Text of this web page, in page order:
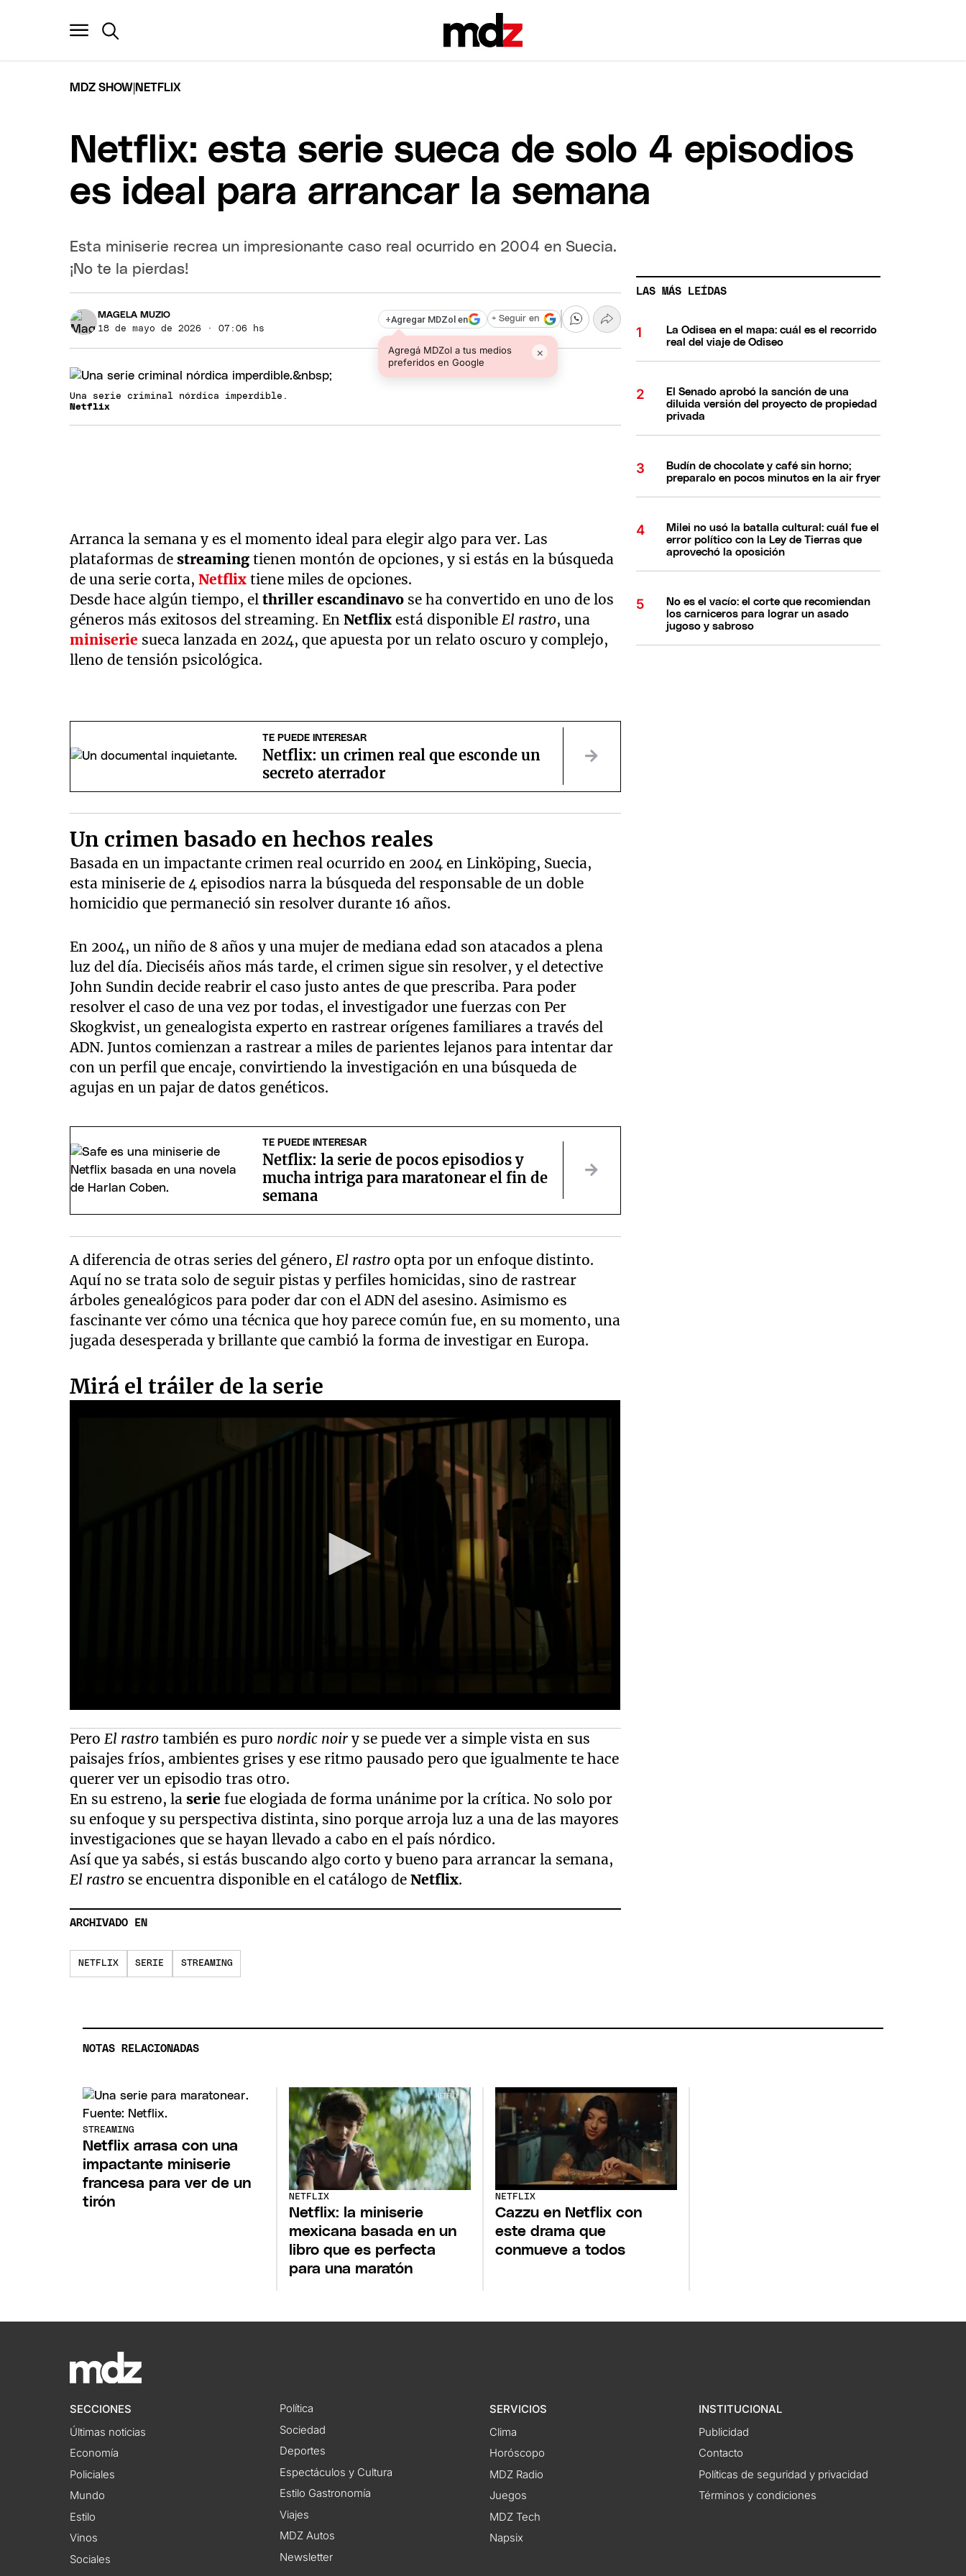
MDZ SHOW NETFLIX
Netflix: esta serie sueca de solo 4 episodios
es ideal para arrancar la semana
Esta miniserie recrea un impresionante caso real ocurrido en 2004 en Suecia.
¡No te la pierdas!
MAGELA MUZIO
18 de mayo de 2026 · 07:06 hs
+Agregar MDZol en
Agregá MDZol a tus medios
preferidos en Google
×
+ Seguir en
Una serie criminal nórdica imperdible.
Netflix
Arranca la semana y es el momento ideal para elegir algo para ver. Las
plataformas destreamingtienen montón de opciones, y si estás en la búsqueda
de una serie corta,Netflix tiene miles de opciones.
Desde hace algún tiempo, el thriller escandinavo se ha convertido en uno de los
géneros más exitosos del streaming. EnNetflixestá disponibleEl rastro, una
miniserie sueca lanzada en 2024, que apuesta por un relato oscuro y complejo,
lleno de tensión psicológica.
TE PUEDE INTERESAR
Netflix: un crimen real que esconde un
secreto aterrador
Un crimen basado en hechos reales
Basada en un impactante crimen real ocurrido en 2004 en Linköping, Suecia,
esta miniserie de 4 episodios narra la búsqueda del responsable de un doble
homicidio que permaneció sin resolver durante 16 años.
En 2004, un niño de 8 años y una mujer de mediana edad son atacados a plena
luz del día. Dieciséis años más tarde, el crimen sigue sin resolver, y el detective
John Sundin decide reabrir el caso justo antes de que prescriba. Para poder
resolver el caso de una vez por todas, el investigador une fuerzas con Per
Skogkvist, un genealogista experto en rastrear orígenes familiares a través del
ADN. Juntos comienzan a rastrear a miles de parientes lejanos para intentar dar
con un perfil que encaje, convirtiendo la investigación en una búsqueda de
agujas en un pajar de datos genéticos.
TE PUEDE INTERESAR
Netflix: la serie de pocos episodios y
mucha intriga para maratonear el fin de
semana
A diferencia de otras series del género, El rastro opta por un enfoque distinto.
Aquí no se trata solo de seguir pistas y perfiles homicidas, sino de rastrear
árboles genealógicos para poder dar con el ADN del asesino. Asimismo es
fascinante ver cómo una técnica que hoy parece común fue, en su momento, una
jugada desesperada y brillante que cambió la forma de investigar en Europa.
Mirá el tráiler de la serie
PeroEl rastro también es puro nordic noir y se puede ver a simple vista en sus
paisajes fríos, ambientes grises y ese ritmo pausado pero que igualmente te hace
querer ver un episodio tras otro.
En su estreno, la serie fue elogiada de forma unánime por la crítica. No solo por
su enfoque y su perspectiva distinta, sino porque arroja luz a una de las mayores
investigaciones que se hayan llevado a cabo en el país nórdico.
Así que ya sabés, si estás buscando algo corto y bueno para arrancar la semana,
El rastro se encuentra disponible en el catálogo deNetflix.
ARCHIVADO EN
NETFLIX SERIE STREAMING
LAS MÁS LEÍDAS
La Odisea en el mapa: cuál es el recorrido
real del viaje de Odiseo
El Senado aprobó la sanción de una
diluida versión del proyecto de propiedad
privada
Budín de chocolate y café sin horno;
preparalo en pocos minutos en la air fryer
Milei no usó la batalla cultural: cuál fue el
error político con la Ley de Tierras que
aprovechó la oposición
No es el vacío: el corte que recomiendan
los carniceros para lograr un asado
jugoso y sabroso
NOTAS RELACIONADAS
STREAMING
Netflix arrasa con una
impactante miniserie
francesa para ver de un
tirón
NETFLIX
Netflix: la miniserie
mexicana basada en un
libro que es perfecta
para una maratón
NETFLIX
Cazzu en Netflix con
este drama que
conmueve a todos
SECCIONES
Últimas noticias
Economía
Policiales
Mundo
Estilo
Vinos
Sociales
Política
Sociedad
Deportes
Espectáculos y Cultura
Estilo Gastronomía
Viajes
MDZ Autos
Newsletter
SERVICIOS
Clima
Horóscopo
MDZ Radio
Juegos
MDZ Tech
Napsix
INSTITUCIONAL
Publicidad
Contacto
Políticas de seguridad y privacidad
Términos y condiciones